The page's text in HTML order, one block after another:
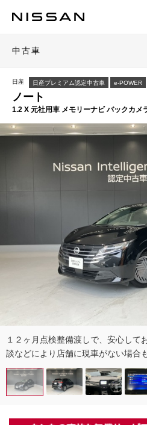
中古車
日産 日産プレミアム認定中古車 e-POWER
ノート
1.2 X 元社用車 メモリーナビ バックカメ
１２ヶ月点検整備渡しで、安心し
談などにより店舗に現車がない場合も